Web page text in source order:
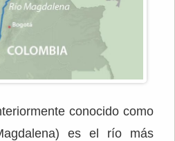
conocido como
es el río más